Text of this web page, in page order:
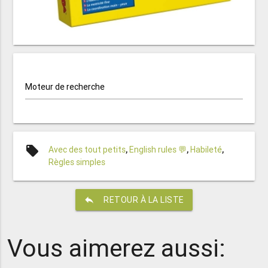
Moteur de recherche
local_offer Avec des tout petits, English rules 💬, Habileté,
Règles simples
reply RETOUR À LA LISTE
Vous aimerez aussi: